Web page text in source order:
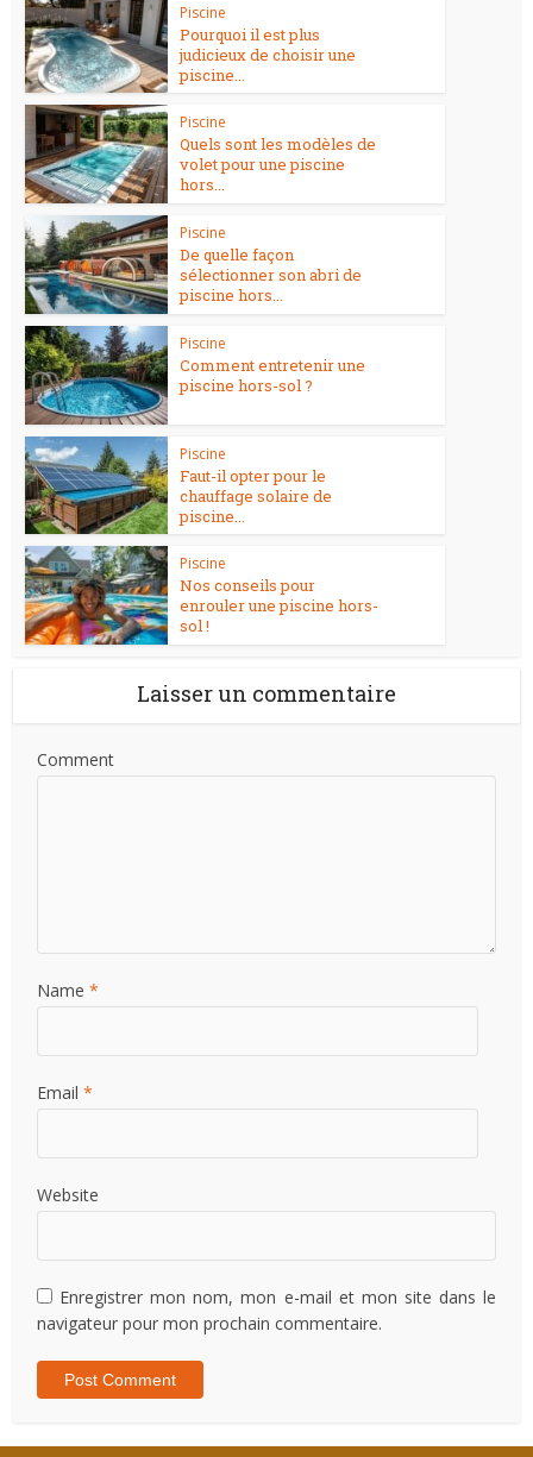
Piscine
Pourquoi il est plus
judicieux de choisir une
piscine...
Piscine
Quels sont les modèles de
volet pour une piscine
hors...
Piscine
De quelle façon
sélectionner son abri de
piscine hors...
Piscine
Comment entretenir une
piscine hors-sol ?
Piscine
Faut-il opter pour le
chauffage solaire de
piscine...
Piscine
Nos conseils pour
enrouler une piscine hors-
sol !
Laisser un commentaire
Comment
Name *
Email *
Website
Enregistrer mon nom, mon e-mail et mon site dans le
navigateur pour mon prochain commentaire.